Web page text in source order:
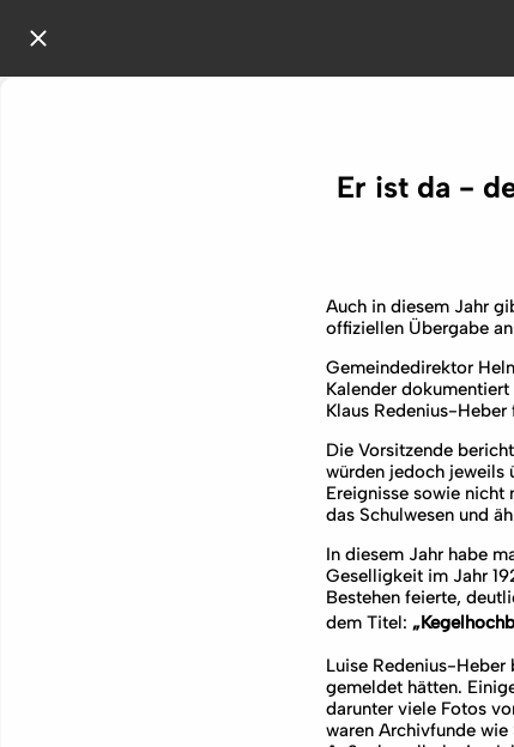
Er ist da -
Auch in diesem Jahr
offiziellen Übergabe
Gemeindedirektor
Kalender
Klaus Redenius-
Die Vorsitzende
würden jedoch jeweils
Ereignisse sowie nicht
das Schulwesen und
In diesem Jahr habe
Geselligkeit im Jahr
Bestehen feierte,
dem Titel:
Luise Redenius-
gemeldet hätten.
darunter viele Fotos
waren Archivfunde wie